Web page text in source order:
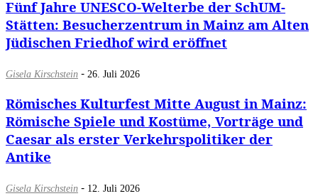
Fünf Jahre UNESCO-Welterbe der SchUM-
Stätten: Besucherzentrum in Mainz am Alten
Jüdischen Friedhof wird eröffnet
Gisela Kirschstein - 26. Juli 2026
Römisches Kulturfest Mitte August in Mainz:
Römische Spiele und Kostüme, Vorträge und
Caesar als erster Verkehrspolitiker der
Antike
Gisela Kirschstein - 12. Juli 2026